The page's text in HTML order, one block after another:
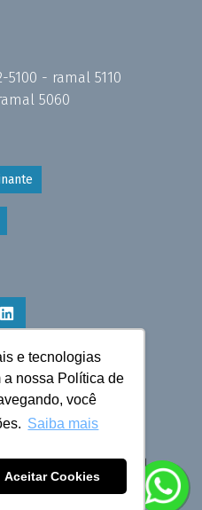
e tecnologias
a nossa Política de
você
Saiba mais
Aceitar Cookies
5100 - ramal 5110
5060
© 2025 Cruzeiro do Sul